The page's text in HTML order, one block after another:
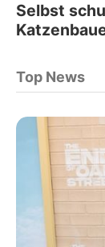
Selbst
Top News